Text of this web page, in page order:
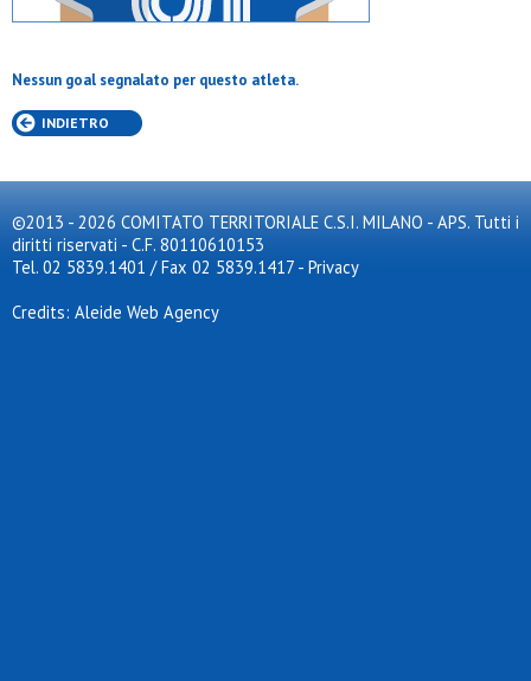
Nessun goal segnalato per questo atleta.
INDIETRO
©2013 - 2026 COMITATO TERRITORIALE C.S.I. MILANO - APS. Tutti i
diritti riservati - C.F. 80110610153
Tel. 02 5839.1401 / Fax 02 5839.1417 - Privacy
Credits: Aleide Web Agency